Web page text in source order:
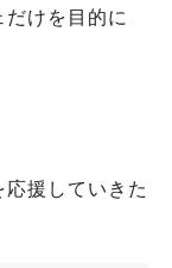
けを目的に
援していきた